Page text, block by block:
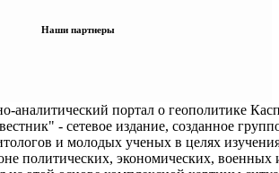
Наши партнеры
аналитический портал о геополитике
- сетевое издание, созданное
и молодых ученых в целях
политических, экономических, военных